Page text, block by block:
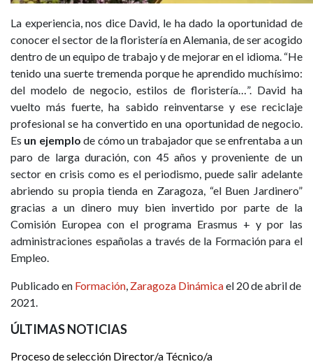
La experiencia, nos dice David, le ha dado la oportunidad de
conocer el sector de la floristería en Alemania, de ser acogido
dentro de un equipo de trabajo y de mejorar en el idioma. “He
tenido una suerte tremenda porque he aprendido muchísimo:
del modelo de negocio, estilos de floristería…”. David ha
vuelto más fuerte, ha sabido reinventarse y ese reciclaje
profesional se ha convertido en una oportunidad de negocio.
Es un ejemplo de cómo un trabajador que se enfrentaba a un
paro de larga duración, con 45 años y proveniente de un
sector en crisis como es el periodismo, puede salir adelante
abriendo su propia tienda en Zaragoza, “el Buen Jardinero”
gracias a un dinero muy bien invertido por parte de la
Comisión Europea con el programa Erasmus + y por las
administraciones españolas a través de la Formación para el
Empleo.
Publicado en Formación, Zaragoza Dinámicael 20 de abril de
2021.
ÚLTIMAS NOTICIAS
Proceso de selección Director/a Técnico/a